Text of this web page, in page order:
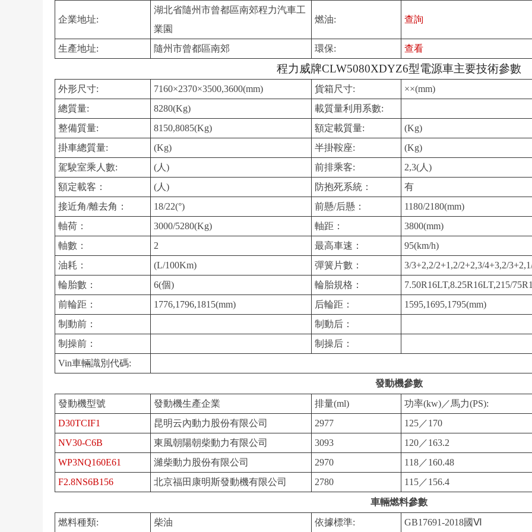
企業地址:
湖北省隨州市曾都區南郊程力汽車工
業園
燃油: 查詢
生產地址: 隨州市曾都區南郊 環保: 查看
程力威牌CLW5080XDYZ6型電源車主要技術參數
外形尺寸: 7160×2370×3500,3600(mm) 貨箱尺寸:
××(mm)
總質量:
8280(Kg)
載質量利用系數:
整備質量:
8150,8085(Kg) 額定載質量:
(Kg)
掛車總質量:
(Kg) 半掛鞍座:
(Kg)
駕駛室乘人數:
(人) 前排乘客:
2,3(人)
額定載客：
(人) 防抱死系統：
有
接近角/離去角：
18/22(°) 前懸/后懸：
1180/2180(mm)
軸荷：
3000/5280(Kg) 軸距：
3800(mm)
軸數：
2 最高車速：
95(km/h)
油耗：
(L/100Km) 彈簧片數：
3/3+2,2/2+1,2/2+2,3/4+3,2/
輪胎數：
6(個) 輪胎規格：
7.50R16LT,8.25R16LT,215/
前輪距：
1776,1796,1815(mm) 后輪距：
1595,1695,1795(mm)
制動前：
制動后：
制操前：
制操后：
Vin車輛識別代碼:
發動機參數
發動機型號
發動機生產企業 排量(ml)
功率(kw)／馬力(PS):
D30TCIF1
昆明云內動力股份有限公司 2977
125／170
NV30-C6B
東風朝陽朝柴動力有限公司 3093
120／163.2
WP3NQ160E61
濰柴動力股份有限公司 2970
118／160.48
F2.8NS6B156
北京福田康明斯發動機有限公司 2780
115／156.4
車輛燃料參數
燃料種類:
柴油 依據標準: GB17691-2018國Ⅵ